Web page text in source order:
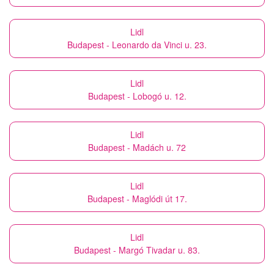
Lidl
Budapest - Leonardo da Vinci u. 23.
Lidl
Budapest - Lobogó u. 12.
Lidl
Budapest - Madách u. 72
Lidl
Budapest - Maglódi út 17.
Lidl
Budapest - Margó Tivadar u. 83.